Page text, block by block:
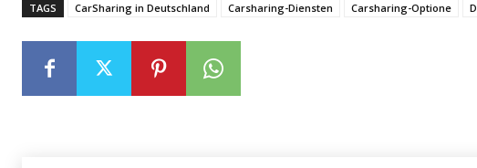
TAGS CarSharing in Deutschland Carsharing-Diensten Carsharing-Optione